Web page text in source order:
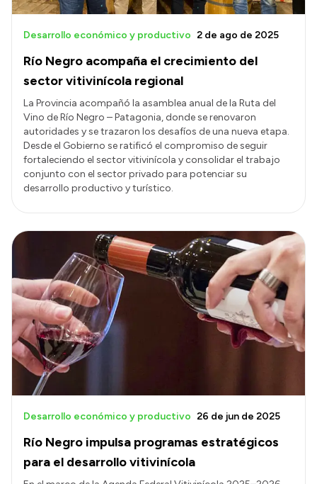
Río Negro acompaña el crecimiento del
sector vitivinícola regional
Desarrollo económico y productivo 2 de ago de 2025
La Provincia acompañó la asamblea anual de la Ruta del
Vino de Río Negro – Patagonia, donde se renovaron
autoridades y se trazaron los desafíos de una nueva etapa.
Desde el Gobierno se ratificó el compromiso de seguir
fortaleciendo el sector vitivinícola y consolidar el trabajo
conjunto con el sector privado para potenciar su
desarrollo productivo y turístico.
Río Negro impulsa programas estratégicos
para el desarrollo vitivinícola
Desarrollo económico y productivo 26 de jun de 2025